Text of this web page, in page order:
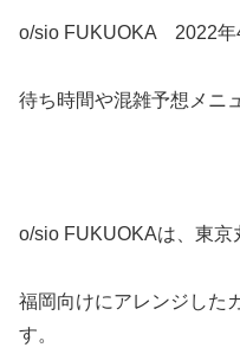
o/sio FUKUOKA 2022年
待ち時間や混雑予想メニ
o/sio FUKUOKAは、東京
福岡向けにアレンジした
す。